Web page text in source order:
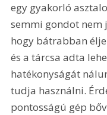
egy gyakorló
semmi gondot nem
hogy bátrabban
és a tárcsa adta
hatékonyságát
tudja használni.
pontosságú gép